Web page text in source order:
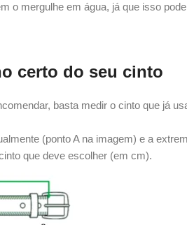
o mergulhe em água, já que isso
certo do seu cinto
basta medir o cinto que já
(ponto A na imagem) e a
que deve escolher (em cm).